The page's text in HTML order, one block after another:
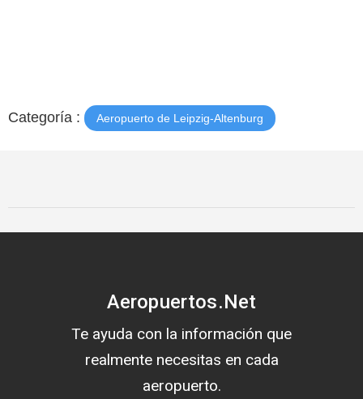
Categoría : Aeropuerto de Leipzig-Altenburg
Aeropuertos.Net
Te ayuda con la información que
realmente necesitas en cada
aeropuerto.